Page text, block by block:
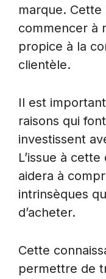
marque.
commencer à
propice à la
clientèle.
Il est
raisons qui
investissent
L’issue à
aidera à
intrinsèques
d’acheter.
Cette
permettre de